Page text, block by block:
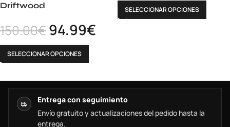
Driftwood
150.00€94.99€
SELECCIONAR OPCIONES
SELECCIONAR OPCIONES
Entrega con seguimiento
Envío gratuito y actualizaciones del pedido hasta la
entrega.